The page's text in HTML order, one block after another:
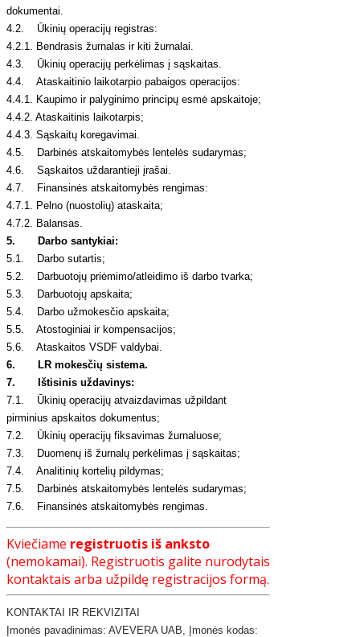
dokumentai.
4.2. Ūkinių operacijų registras:
4.2.1. Bendrasis žurnalas ir kiti žurnalai.
4.3. Ūkinių operacijų perkėlimas į sąskaitas.
4.4. Ataskaitinio laikotarpio pabaigos operacijos:
4.4.1. Kaupimo ir palyginimo principų esmė apskaitoje;
4.4.2. Ataskaitinis laikotarpis;
4.4.3. Sąskaitų koregavimai.
4.5. Darbinės atskaitomybės lentelės sudarymas;
4.6. Sąskaitos uždarantieji įrašai.
4.7. Finansinės atskaitomybės rengimas:
4.7.1. Pelno (nuostolių) ataskaita;
4.7.2. Balansas.
5. Darbo santykiai:
5.1. Darbo sutartis;
5.2. Darbuotojų priėmimo/atleidimo iš darbo tvarka;
5.3. Darbuotojų apskaita;
5.4. Darbo užmokesčio apskaita;
5.5. Atostoginiai ir kompensacijos;
5.6. Ataskaitos VSDF valdybai.
6. LR mokesčių sistema.
7. Ištisinis uždavinys:
7.1. Ūkinių operacijų atvaizdavimas užpildant
pirminius apskaitos dokumentus;
7.2. Ūkinių operacijų fiksavimas žurnaluose;
7.3. Duomenų iš žurnalų perkėlimas į sąskaitas;
7.4. Analitinių kortelių pildymas;
7.5. Darbinės atskaitomybės lentelės sudarymas;
7.6. Finansinės atskaitomybės rengimas.
Kviečiame registruotis iš anksto
(nemokamai). Registruotis galite nurodytais
kontaktais arba užpildę registracijos formą.
KONTAKTAI IR REKVIZITAI
​Įmonės pavadinimas: AVEVERA UAB, Įmonės kodas: